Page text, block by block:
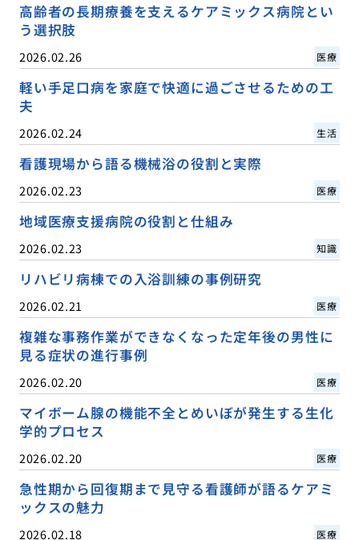
高齢者の長期療養を支えるケアミックス病院とい
う選択肢
2026.02.26 医療
軽い手足口病を家庭で快適に過ごさせるための工
夫
2026.02.24 生活
看護現場から語る機械浴の役割と実際
2026.02.23 医療
地域医療支援病院の役割と仕組み
2026.02.23 知識
リハビリ病棟での入浴訓練の事例研究
2026.02.21 医療
複雑な事務作業ができなくなった定年後の男性に
見る症状の進行事例
2026.02.20 医療
マイボーム腺の機能不全とめいぼが発生する生化
学的プロセス
2026.02.20 医療
急性期から回復期まで見守る看護師が語るケアミ
ックスの魅力
2026.02.18 医療